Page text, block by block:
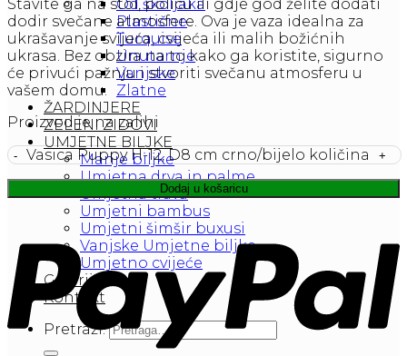
Od školjaka
Plastične
Turquise
Unutarnje
Vanjske
Zlatne
ŽARDINJERE
ZELENI ZIDOVI
UMJETNE BILJKE
Manje biljke
Umjetna drva in palme
Umjetna trava
Umjetni bambus
Umjetni šimšir buxusi
Vanjske Umjetne biljke
Umjetno cvijeće
Galerija
Kontakt
Pretraži:
Stavite ga na stol, policu ili gdje god želite dodati
dodir svečane atmosfere. Ova je vaza idealna za
ukrašavanje svijeća, cvijeća ili malih božićnih
ukrasa. Bez obzira na to kako ga koristite, sigurno
će privući pažnju i stvoriti svečanu atmosferu u
vašem domu.
Proizvod je na zalihi
Vasica Puppy H-12, D8 cm crno/bijelo količina
Dodaj u košaricu